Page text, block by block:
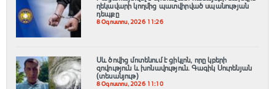
ղեկավարի կողմից պատվիրված սպանության
դեպքը
8 Օգոստոս, 2026 11:26
Սև ծովից մոտենում է ցիկլոն, որը կբերի
զովություն և խոնավություն․ Գագիկ Սուրենյան
(տեսանյութ)
8 Օգոստոս, 2026 11:10